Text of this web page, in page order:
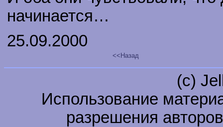
начинается…
25.09.2000
<<Назад
(c)
Использование
разрешения